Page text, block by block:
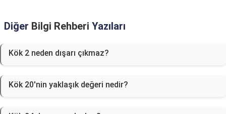
Diğer Bilgi Rehberi Yazıları
Kök 2 neden dışarı çıkmaz?
Kök 20'nin yaklaşık değeri nedir?